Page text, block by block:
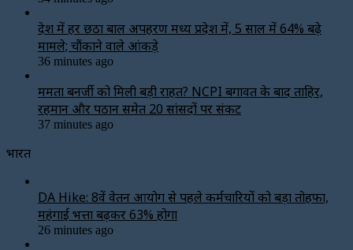
देश में हर छठा बाल अपहरण मध्य प्रदेश में, 5 साल में 64% बढ़े
मामले; चौंकाने वाले आंकड़े
36 minutes ago
ममता बनर्जी को मिली बड़ी राहत? NCPI बगावत के बाद ताहिर,
रहमान और पठान समेत 20 सांसदों पर संकट
37 minutes ago
भारत
DA Hike: 8वें वेतन आयोग से पहले कर्मचारियों को बड़ा तोहफा,
महंगाई भत्ता बढ़कर 63% होगा
26 minutes ago